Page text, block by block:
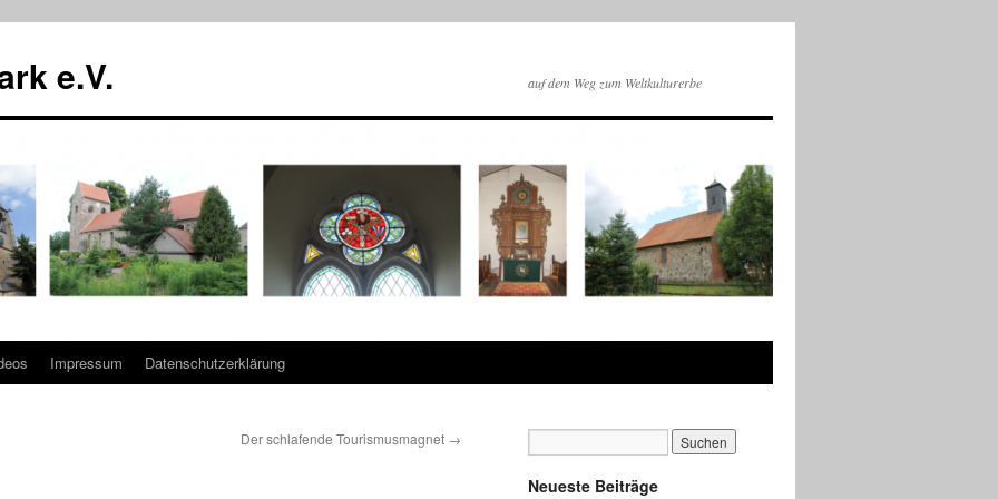
e.V. auf dem Weg zum Weltkulturerbe
Impressum Datenschutzerklärung
Der schlafende Tourismusmagnet →
Neueste Beiträge